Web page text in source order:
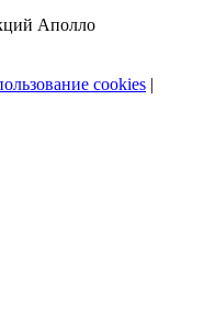
Аполло
cookies |